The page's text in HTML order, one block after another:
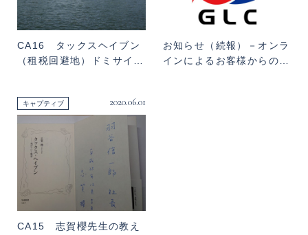
CA16 タックスヘイブン
（租税回避地）ドミサイ…
お知らせ（続報）－オンラ
インによるお客様からの…
キャプティブ 2020.06.01
CA15 志賀櫻先生の教え